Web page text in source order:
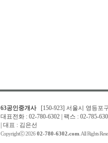
63공인중개사[150-923] 서울시 영등포
대표전화 : 02-780-6302 | 팩스 : 02-785-
| 대표 : 김은선
Copyrightⓒ 2026 02-780-6302.com. All Rights